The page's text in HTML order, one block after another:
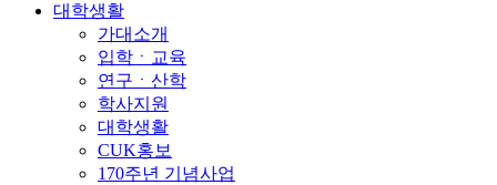
대학생활
가대소개
입학ㆍ교육
연구ㆍ산학
학사지원
대학생활
CUK홍보
170주년 기념사업